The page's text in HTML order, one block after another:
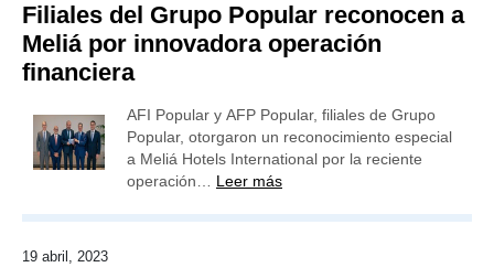
Filiales del Grupo Popular reconocen a
Meliá por innovadora operación
financiera
AFI Popular y AFP Popular, filiales de Grupo
Popular, otorgaron un reconocimiento especial
a Meliá Hotels International por la reciente
operación… Leer más
19 abril, 2023